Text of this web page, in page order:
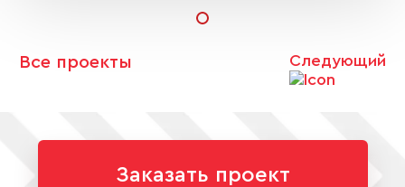
Все проекты Следующий
Заказать проект